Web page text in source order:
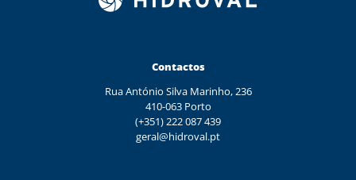
Contactos
Rua António Silva Marinho, 236
410-063 Porto
(+351) 222 087 439
geral@hidroval.pt